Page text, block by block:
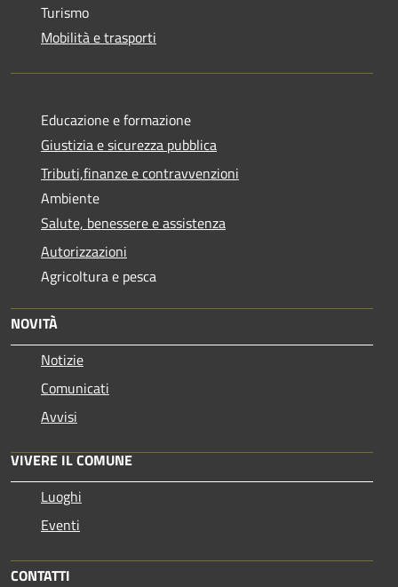
Turismo
Mobilità e trasporti
Educazione e formazione
Giustizia e sicurezza pubblica
Tributi,finanze e contravvenzioni
Ambiente
Salute, benessere e assistenza
Autorizzazioni
Agricoltura e pesca
NOVITÀ
Notizie
Comunicati
Avvisi
VIVERE IL COMUNE
Luoghi
Eventi
CONTATTI